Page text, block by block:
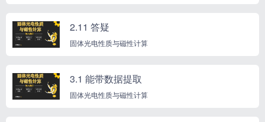
2.11 答疑
固体光电性质与磁性计算
3.1 能带数据提取
固体光电性质与磁性计算